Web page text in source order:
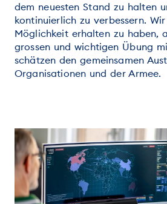
dem neuesten Stand zu halten
kontinuierlich zu verbessern.
Möglichkeit erhalten zu haben,
grossen und wichtigen Übung
schätzen den gemeinsamen
Organisationen und der Armee.